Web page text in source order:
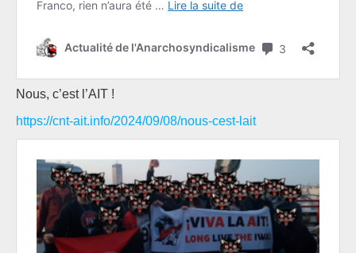
Nous, c’est l’AIT !
https://cnt-ait.info/2024/09/08/nous-cest-lait